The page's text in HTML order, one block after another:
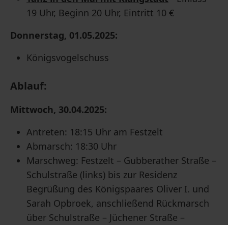
19 Uhr, Beginn 20 Uhr, Eintritt 10 €
Donnerstag, 01.05.2025:
Königsvogelschuss
Ablauf:
Mittwoch, 30.04.2025:
Antreten: 18:15 Uhr am Festzelt
Abmarsch: 18:30 Uhr
Marschweg: Festzelt – Gubberather Straße –
Schulstraße (links) bis zur Residenz
Begrüßung des Königspaares Oliver I. und
Sarah Opbroek, anschließend Rückmarsch
über Schulstraße – Jüchener Straße –